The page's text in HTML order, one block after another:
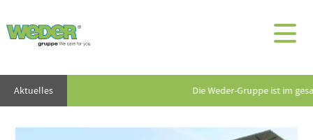
Aktuelles Die Weder-Gruppe ist im